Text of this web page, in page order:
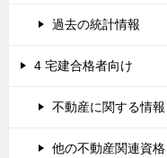
過去の統計情報
4 宅建合格者向け
不動産に関する情報
他の不動産関連資格